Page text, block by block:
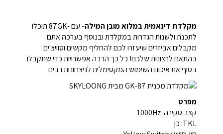
מקלדת דינאמית במלוא מובן המילה-
עם -87GK תוכלו
לתכנת ולשנות הגדרות במקלדת ובנוסף בערכה אתם
מקבלים אביזרים שיעזרו לכם להחליף מקשים וסוויצ'ים
בהתאם לרצונות שלכם! כל כך הרבה אפשרויות כדי שתקבלו
בסוף את איכות השימוש המקסימלית לניצחונות רבים
מפרט
קצב סקירה: 1000Hz
TKL: כן